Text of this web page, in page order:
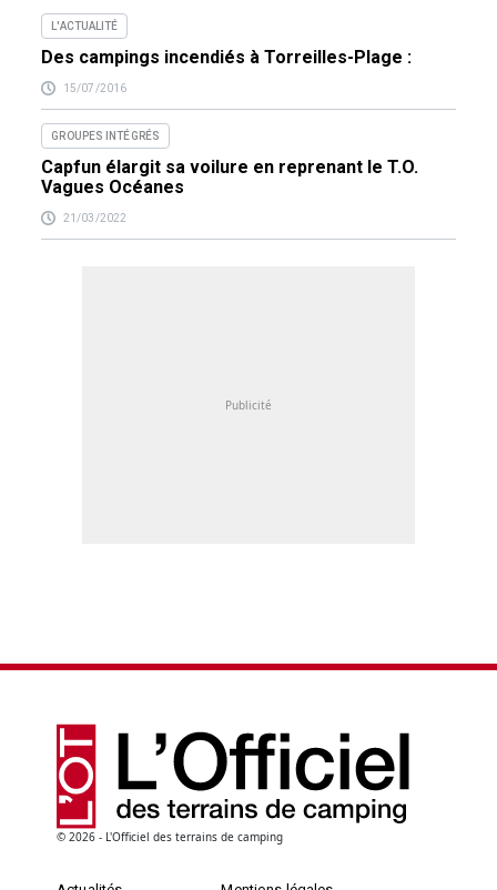
L'ACTUALITÉ
Des campings incendiés à Torreilles-Plage :
15/07/2016
GROUPES INTÉGRÉS
Capfun élargit sa voilure en reprenant le T.O.
Vagues Océanes
21/03/2022
© 2026 - L'Officiel des terrains de camping